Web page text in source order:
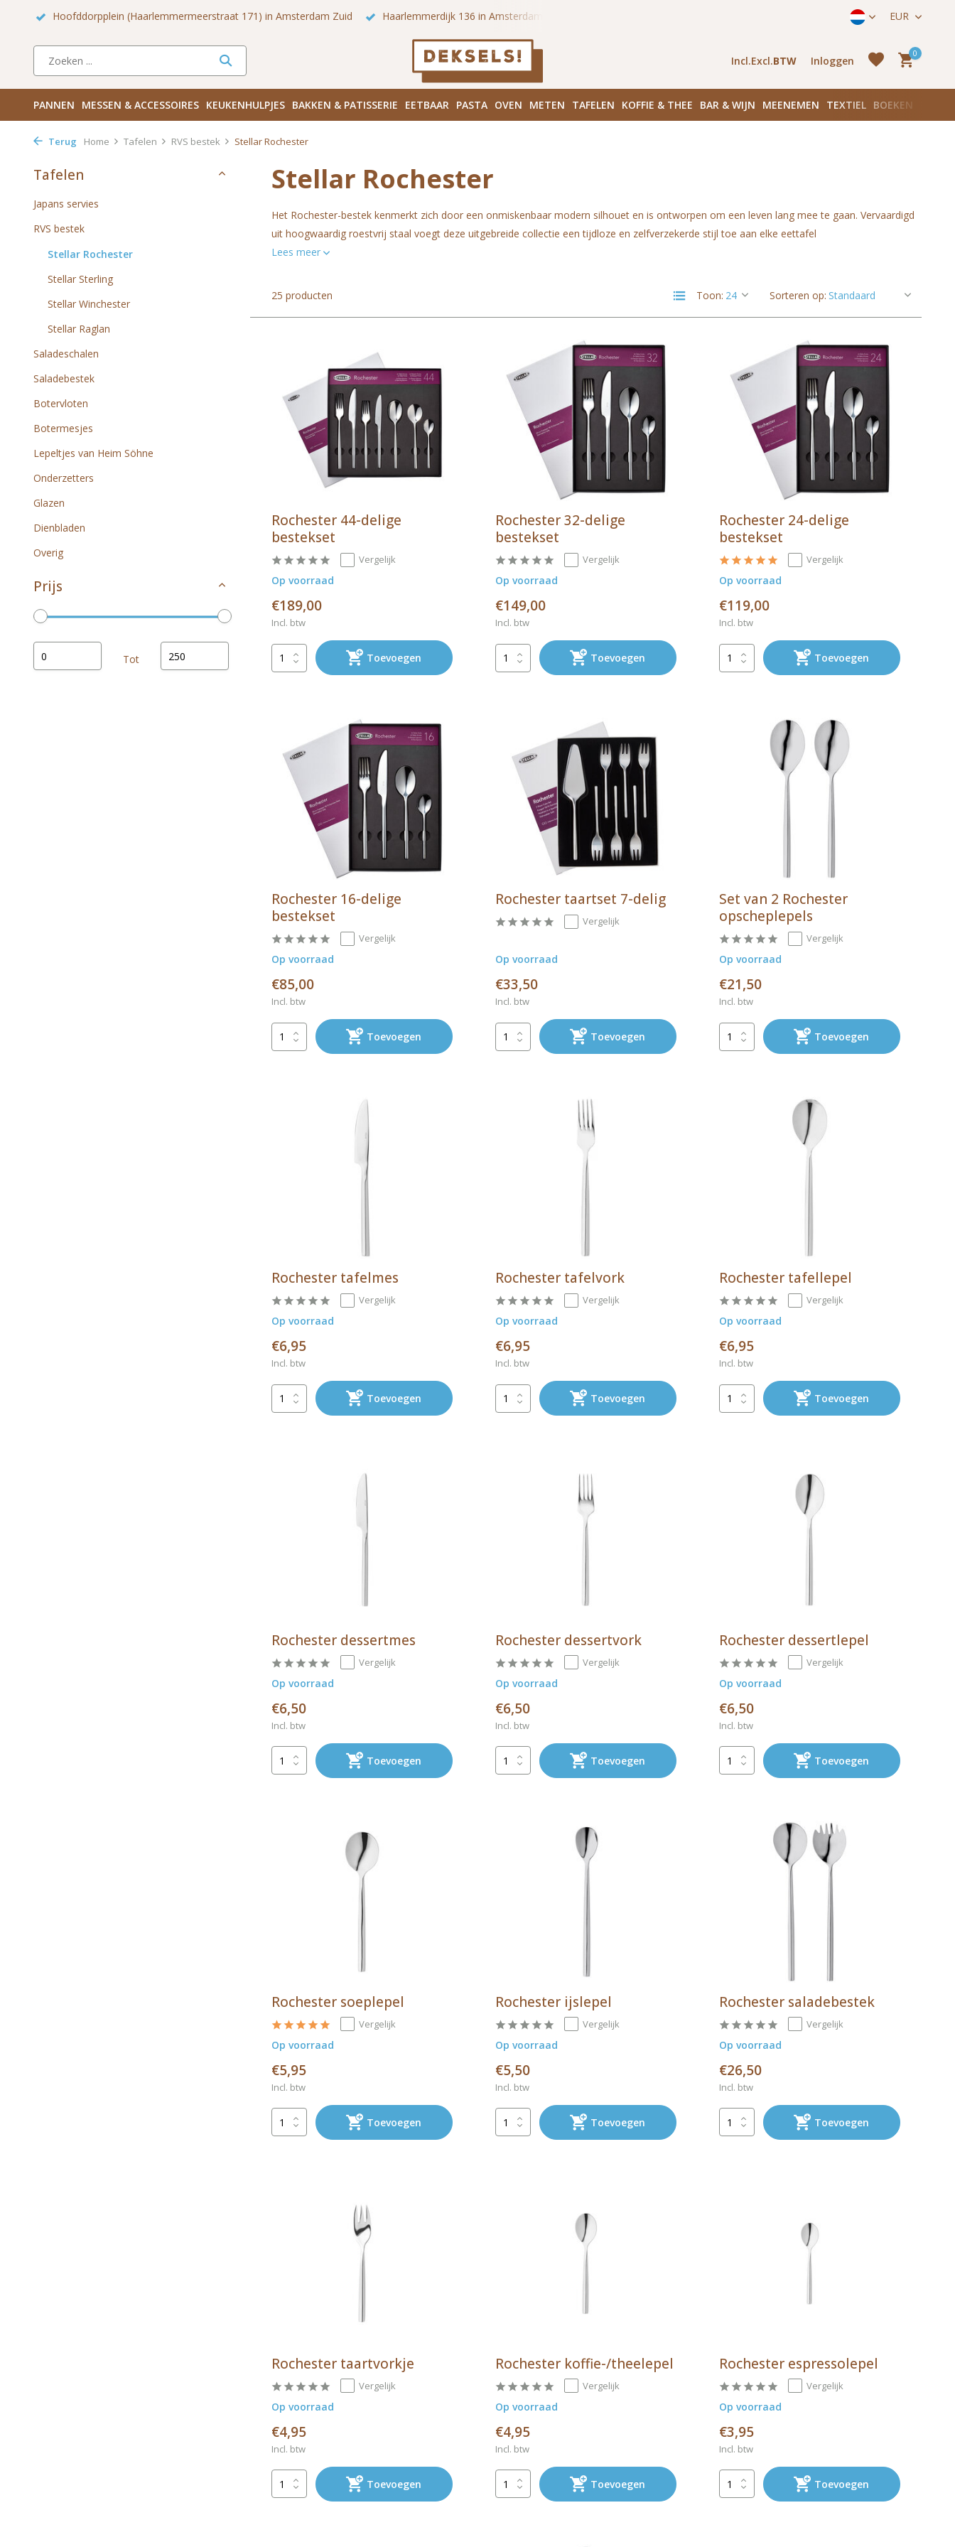
Haarlemmerdijk 136 in Amsterdam Centrum Bezoek onze winkels in Amsterdam! Hoofddorpplein (Haarlemmermeerstraat 171) in Amsterdam Zuid EUR
Incl.Excl.BTW Inloggen
aanmaken
0
PANNEN MESSEN & ACCESSOIRES KEUKENHULPJES BAKKEN & PATISSERIE EETBAAR PASTA OVEN METEN TAFELEN KOFFIE & THEE BAR & WIJN MEENEMEN TEXTIEL BOEKEN
Terug Home Tafelen RVS bestek Stellar Rochester
Tafelen
Japans servies
RVS bestek
Stellar Rochester
Stellar Sterling
Stellar Winchester
Stellar Raglan
Saladeschalen
Saladebestek
Botervloten
Botermesjes
Lepeltjes van Heim Söhne
Onderzetters
Glazen
Dienbladen
Overig
Prijs
Tot
Stellar Rochester
Het Rochester-bestek kenmerkt zich door een onmiskenbaar modern silhouet en is ontworpen om een leven lang mee te gaan. Vervaardigd
uit hoogwaardig roestvrij staal voegt deze uitgebreide collectie een tijdloze en zelfverzekerde stijl toe aan elke eettafel
Lees meer
25 producten Toon: Sorteren op:
Rochester 44-delige
bestekset
Vergelijk
Op voorraad
€189,00
Incl. btw
Toevoegen
Rochester 32-delige
bestekset
Vergelijk
Op voorraad
€149,00
Incl. btw
Toevoegen
Rochester 24-delige
bestekset
Vergelijk
Op voorraad
€119,00
Incl. btw
Toevoegen
Rochester 16-delige
bestekset
Vergelijk
Op voorraad
€85,00
Incl. btw
Toevoegen
Rochester taartset 7-delig
Vergelijk
Op voorraad
€33,50
Incl. btw
Toevoegen
Set van 2 Rochester
opscheplepels
Vergelijk
Op voorraad
€21,50
Incl. btw
Toevoegen
Rochester tafelmes
Vergelijk
Op voorraad
€6,95
Incl. btw
Toevoegen
Rochester tafelvork
Vergelijk
Op voorraad
€6,95
Incl. btw
Toevoegen
Rochester tafellepel
Vergelijk
Op voorraad
€6,95
Incl. btw
Toevoegen
Rochester dessertmes
Vergelijk
Op voorraad
€6,50
Incl. btw
Toevoegen
Rochester dessertvork
Vergelijk
Op voorraad
€6,50
Incl. btw
Toevoegen
Rochester dessertlepel
Vergelijk
Op voorraad
€6,50
Incl. btw
Toevoegen
Rochester soeplepel
Vergelijk
Op voorraad
€5,95
Incl. btw
Toevoegen
Rochester ijslepel
Vergelijk
Op voorraad
€5,50
Incl. btw
Toevoegen
Rochester saladebestek
Vergelijk
Op voorraad
€26,50
Incl. btw
Toevoegen
Rochester taartvorkje
Vergelijk
Op voorraad
€4,95
Incl. btw
Toevoegen
Rochester koffie-/theelepel
Vergelijk
Op voorraad
€4,95
Incl. btw
Toevoegen
Rochester espressolepel
Vergelijk
Op voorraad
€3,95
Incl. btw
Toevoegen